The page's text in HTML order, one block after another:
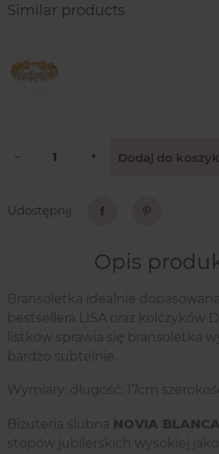
Similar products
− + Dodaj do
Udostępnij
Opis
Bransoletka idealnie
bestsellera LISA oraz kolczyków
listków sprawia się bransoletka
bardzo subtelnie.
Wymiary: długość: 17cm
Biżuteria ślubna NOVIA BLANCA
stopów jubilerskich wysokiej